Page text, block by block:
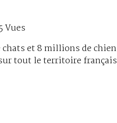
Vues
et 8 millions de
tout le territoire